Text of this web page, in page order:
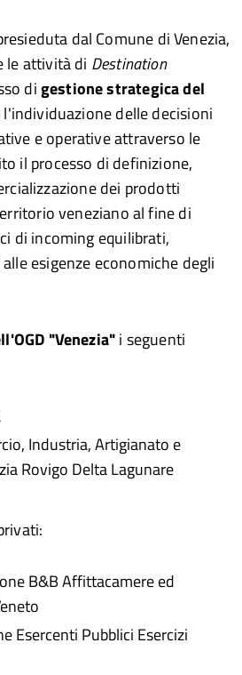
dal Comune di Venezia,
le attività di Destination
digestione strategica del
l'individuazione delle decisioni
e operative attraverso le
il processo di definizione,
dei prodotti
veneziano al fine di
di incoming equilibrati,
esigenze economiche degli
"Venezia"i seguenti
Industria, Artigianato e
Rovigo Delta Lagunare
B&B Affittacamere ed
Esercenti Pubblici Esercizi